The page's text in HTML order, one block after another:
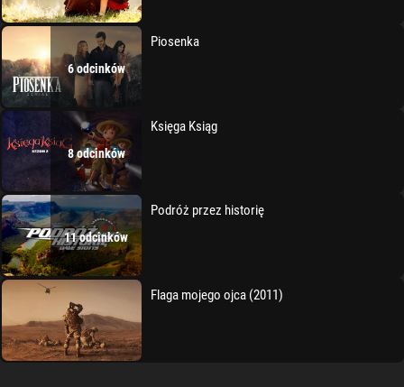
6 odcinków
Piosenka
8 odcinków
Księga Ksiąg
11 odcinków
Podróż przez historię
Flaga mojego ojca (2011)